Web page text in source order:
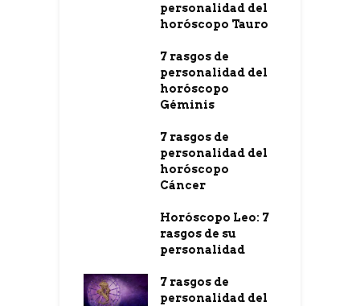
personalidad del
horóscopo Tauro
7 rasgos de
personalidad del
horóscopo
Géminis
7 rasgos de
personalidad del
horóscopo
Cáncer
Horóscopo Leo: 7
rasgos de su
personalidad
7 rasgos de
personalidad del